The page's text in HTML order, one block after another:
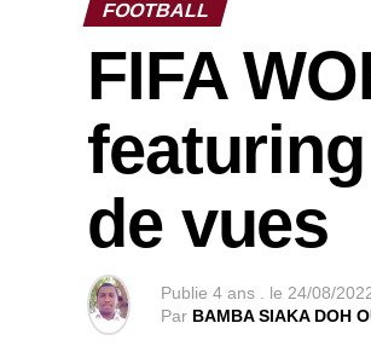
FOOTBALL
FIFA
de vues
Publie 4 ans . le 24/08/
Par BAMBA SIAKA DOH